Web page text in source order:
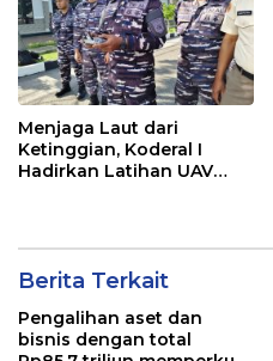
Menjaga Laut dari
Ketinggian, Koderal I
Hadirkan Latihan UAV
Berita Terkait
Pengalihan aset dan
bisnis dengan total